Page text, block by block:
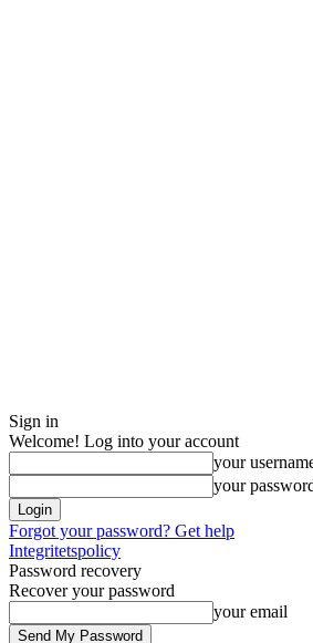
Sign in
Welcome! Log into your account
your
your
Forgot your password? Get help
Integritetspolicy
Password recovery
Recover your password
your email